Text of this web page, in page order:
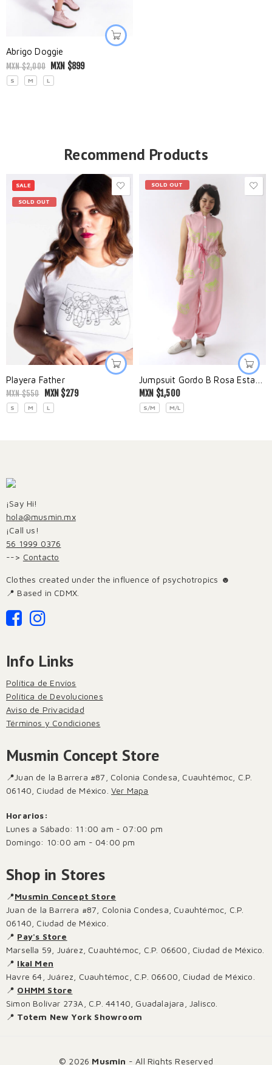
Abrigo Doggie
MXN $2,000 MXN $899
S M L
Recommend Products
SALE
SOLD OUT
Playera Father
MXN $550 MXN $279
S M L
SOLD OUT
MXN $1,500
S/M M/L
¡Say Hi!
hola@musmin.mx
¡Call us!
56 1999 0376
--> Contacto
Clothes created under the influence of psychotropics ☻
📍 Based in CDMX.
Info Links
Política de Envíos
Política de Devoluciones
Aviso de Privacidad
Términos y Condiciones
Musmin Concept Store
📍Juan de la Barrera #87, Colonia Condesa, Cuauhtémoc, C.P.
06140, Ciudad de México. Ver Mapa
Horarios:
Lunes a Sábado: 11:00 am - 07:00 pm
Domingo: 10:00 am - 04:00 pm
Shop in Stores
📍Musmin Concept Store
Juan de la Barrera #87, Colonia Condesa, Cuauhtémoc, C.P.
06140, Ciudad de México.
📍 Pay's Store
Marsella 59, Juárez, Cuauhtémoc, C.P. 06600, Ciudad de México.
📍 Ikal Men
Havre 64, Juárez, Cuauhtémoc, C.P. 06600, Ciudad de México.
📍 OHMM Store
Simon Bolívar 273A, C.P. 44140, Guadalajara, Jalisco.
📍 Totem New York Showroom
© 2026 Musmin - All Rights Reserved